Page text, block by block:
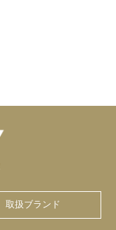
取扱ブランド